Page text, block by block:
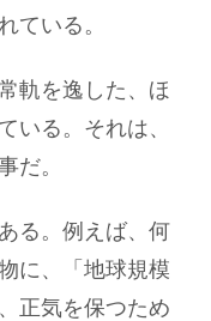
ている。
軌を逸した、ほ
いる。それは、
だ。
る。例えば、何
に、「地球規模
正気を保つため